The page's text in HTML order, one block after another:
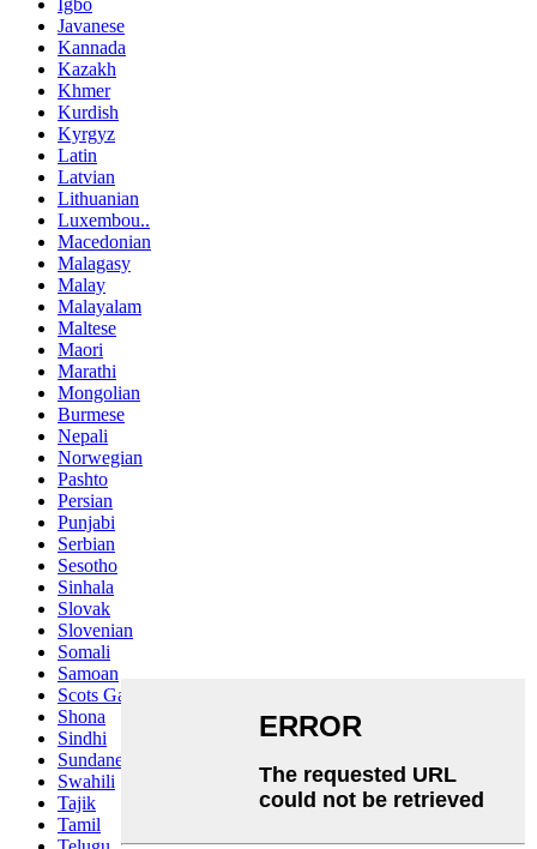
Igbo
Javanese
Kannada
Kazakh
Khmer
Kurdish
Kyrgyz
Latin
Latvian
Lithuanian
Luxembou..
Macedonian
Malagasy
Malay
Malayalam
Maltese
Maori
Marathi
Mongolian
Burmese
Nepali
Norwegian
Pashto
Persian
Punjabi
Serbian
Sesotho
Sinhala
Slovak
Slovenian
Somali
Samoan
Scots Gaelic
Shona
Sindhi
Sundanese
Swahili
Tajik
Tamil